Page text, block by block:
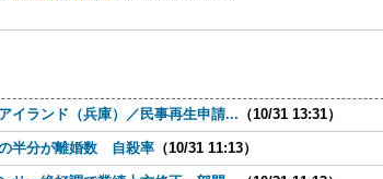
イランド（兵庫）／民事再生申請... （10/31 13:31）
半分が離婚数 自殺率 （10/31 11:13）